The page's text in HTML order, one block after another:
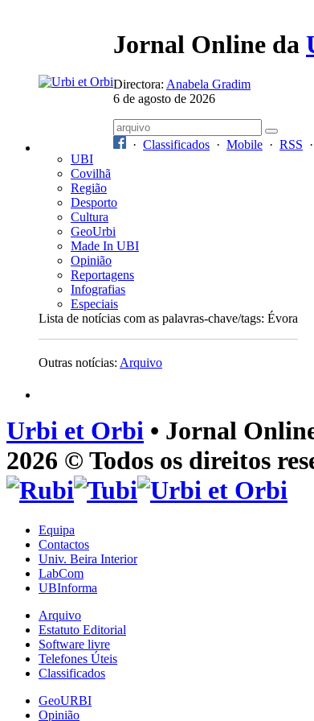
Jornal Online da
Directora: Anabela Gradim
6 de agosto de 2026
· Classificados · Mobile · RSS ·
UBI
Covilhã
Região
Desporto
Cultura
GeoUrbi
Made In UBI
Opinião
Reportagens
Infografias
Especiais
Lista de notícias com as palavras-chave/tags: Évora
Outras notícias: Arquivo
Urbi et Orbi • Jornal
2026 © Todos os direitos
Equipa
Contactos
Univ. Beira Interior
LabCom
UBInforma
Arquivo
Estatuto Editorial
Software livre
Telefones Úteis
Classificados
GeoURBI
Opinião